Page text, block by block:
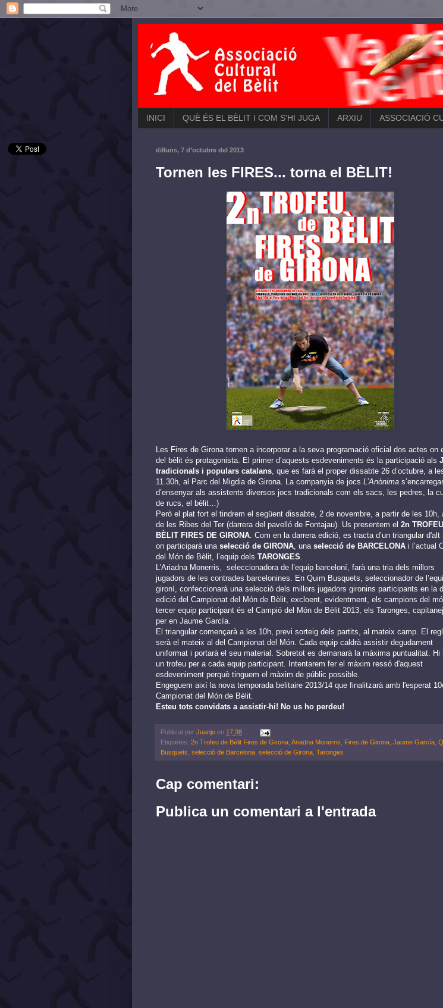
INICI QUÈ ÉS EL BÈLIT I COM S'HI JUGA ARXIU ASSOCIACIÓ
dilluns, 7 d’octubre del 2013
Tornen les FIRES... torna el BÈLIT!
Les Fires de Girona tornen a incorporar a la seva programació oficial dos actes on
del bèlit és protagonista. El primer d’aquests esdeveniments és la participació als
tradicionals i populars catalans , que es farà el proper dissabte 26 d’octubre, a
11.30h, al Parc del Migdia de Girona. La companyia de jocs L’Anònima
d’ensenyar als assistents diversos jocs tradicionals com els sacs, les pedres, la
de rucs, el bèlit…)
Però el plat fort el tindrem el següent dissabte, 2 de novembre, a partir de les 10h,
de les Ribes del Ter (darrera del pavelló de Fontajau). Us presentem el 2n
BÈLIT FIRES DE GIRONA . Com en la darrera edició, es tracta d’un triangular d'alt
on participarà una selecció de GIRONA , una selecció de BARCELONA i l’actual
del Món de Bèlit, l’equip dels TARONGES
L'Ariadna Monerris, seleccionadora de l’equip barceloní, farà una tria dels millors
jugadors de les contrades barcelonines. En Quim Busquets, seleccionador de
gironí, confeccionarà una selecció dels millors jugadors gironins participants en la
edició del Campionat del Món de Bèlit, excloent, evidentment, els campions del
tercer equip participant és el Campió del Món de Bèlit 2013, els Taronges,
per en Jaume García.
El triangular començarà a les 10h, previ sorteig dels partits, al mateix camp. El
serà el mateix al del Campionat del Món. Cada equip caldrà assistir degudament
uniformat i portarà el seu material. Sobretot es demanarà la màxima puntualitat. Hi
un trofeu per a cada equip participant. Intentarem fer el màxim ressó d'aquest
esdeveniment perquè tinguem el màxim de públic possible.
Engeguem així la nova temporada belitaire 2013/14 que finalitzarà amb l'esperat
Campionat del Món de Bèlit.
Esteu tots convidats a assistir-hi! No us ho perdeu!
Publicat per Juanjo en 17:38
Etiquetes: 2n Trofeu de Bèlit Fires de Girona Ariadna Monerris Fires de Girona Jaume García
Busquets selecció de Barcelona selecció de Girona Taronges
Cap comentari:
Publica un comentari a l'entrada